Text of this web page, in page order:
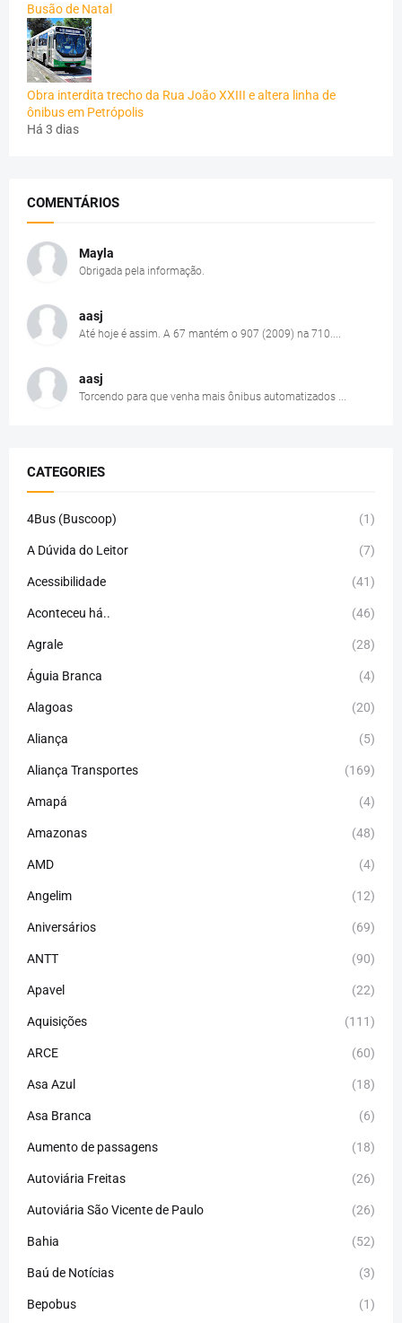
Busão de Natal
Obra interdita trecho da Rua João XXIII e altera linha de
ônibus em Petrópolis
Há 3 dias
COMENTÁRIOS
Mayla
Obrigada pela informação.
aasj
Até hoje é assim. A 67 mantém o 907 (2009) na 710....
aasj
Torcendo para que venha mais ônibus automatizados ...
CATEGORIES
4Bus (Buscoop) (1)
A Dúvida do Leitor (7)
Acessibilidade (41)
Aconteceu há.. (46)
Agrale (28)
Águia Branca (4)
Alagoas (20)
Aliança (5)
Aliança Transportes (169)
Amapá (4)
Amazonas (48)
AMD (4)
Angelim (12)
Aniversários (69)
ANTT (90)
Apavel (22)
Aquisições (111)
ARCE (60)
Asa Azul (18)
Asa Branca (6)
Aumento de passagens (18)
Autoviária Freitas (26)
Autoviária São Vicente de Paulo (26)
Bahia (52)
Baú de Notícias (3)
Bepobus (1)